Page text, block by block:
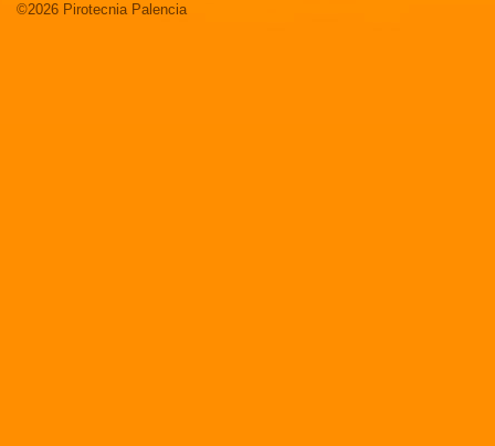
©2026 Pirotecnia Palencia